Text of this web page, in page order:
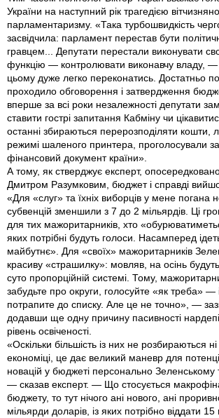
України на наступний рік трагедією
парламентаризму. «Така турбошвидкість
засвідчила: парламент перестав бути
гравцем... Депутати перестали виконувати
функцію — контролювати виконавчу владу,
цьому дуже легко переконатись. Достатньо
проходило обговорення і затвердження
вперше за всі роки незалежності депутати
ставити гострі запитання Кабміну чи
останні збираються перерозподіляти кошти,
режимі шаленого принтера, проголосували
фінансовий документ країни».
А тому, як стверджує експерт,
Дмитром Разумковим, бюджет і справді
«Для «слуг» та їхнiх виборців у мене погана
субвенцій зменшили з 7 до 2 мільярдів. Ці
для тих мажоритарників, хто
яких потрібні будуть голоси. Насамперед
майбутнє». Для «своїх» мажоритарників
красиву «страшилку»: мовляв, на осінь
суто пропорційній системі. Тому,
забудьте про округи, голосуйте «як треба» —
потрапите до списку. Але це не точно», —
додавши ще одну причину пасивності
рівень освіченості.
«Оскільки більшість із них не розбираються
економіці, це дає великий маневр для
новацій у бюджеті персонально Зеленському
— сказав експерт. — Що стосується
бюджету, то тут нічого ані нового, ані
мільярди доларів, із яких потрібно віддати 15